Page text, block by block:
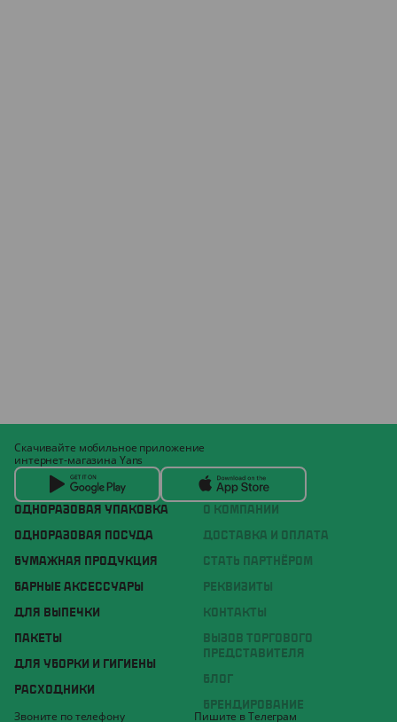
ОДНОРАЗОВАЯ УПАКОВКА
ОДНОРАЗОВАЯ ПОСУДА
БУМАЖНАЯ ПРОДУКЦИЯ
БАРНЫЕ АКСЕССУАРЫ
ДЛЯ ВЫПЕЧКИ
ПАКЕТЫ
ДЛЯ УБОРКИ И ГИГИЕНЫ
РАСХОДНИКИ
О КОМПАНИИ
ДОСТАВКА И ОПЛАТА
СТАТЬ ПАРТНЁРОМ
РЕКВИЗИТЫ
КОНТАКТЫ
ВЫЗОВ ТОРГОВОГО
ПРЕДСТАВИТЕЛЯ
БЛОГ
БРЕНДИРОВАНИЕ
Скачивайте мобильное приложение
интернет-магазина Yans
Звоните по телефону Пишите в Телеграм